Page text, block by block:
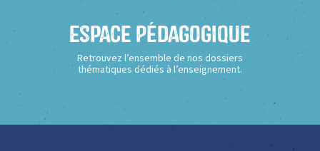
Espace Pédagogique
Retrouvez l’ensemble de nos dossiers
thématiques dédiés à l’enseignement.